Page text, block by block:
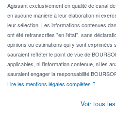
Agissant exclusivement en qualité de canal
en aucune manière à leur élaboration ni
leur sélection. Les informations contenues
ont été retranscrites "en l'état", sans
opinions ou estimations qui y sont exprimées
sauraient refléter le point de vue de
applicables, ni l'information contenue, ni les
sauraient engager la responsabilité
Lire les mentions légales complètes
Voir tous